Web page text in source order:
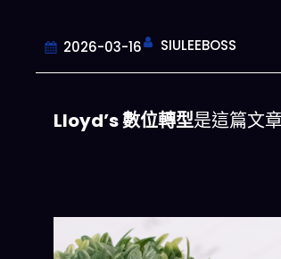
2026-03-16 SIULEEBOSS
Lloyd’s 數位轉型是這篇文